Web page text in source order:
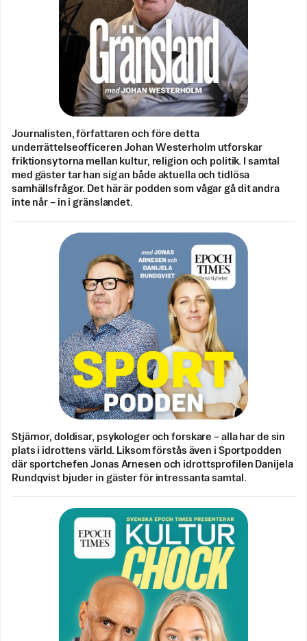
Journalisten, författaren och före detta
underrättelseofficeren Johan Westerholm utforskar
friktionsytorna mellan kultur, religion och politik. I samtal
med gäster tar han sig an både aktuella och tidlösa
samhällsfrågor. Det här är podden som vågar gå dit andra
inte når – in i gränslandet.
Stjärnor, doldisar, psykologer och forskare – alla har de sin
plats i idrottens värld. Liksom förstås även i Sportpodden
där sportchefen Jonas Arnesen och idrottsprofilen Danijela
Rundqvist bjuder in gäster för intressanta samtal.